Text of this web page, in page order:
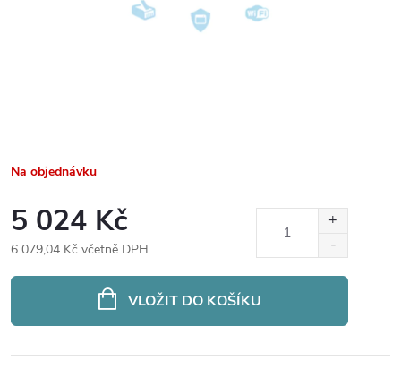
Na objednávku
5 024 Kč
6 079,04 Kč včetně DPH
VLOŽIT DO KOŠÍKU